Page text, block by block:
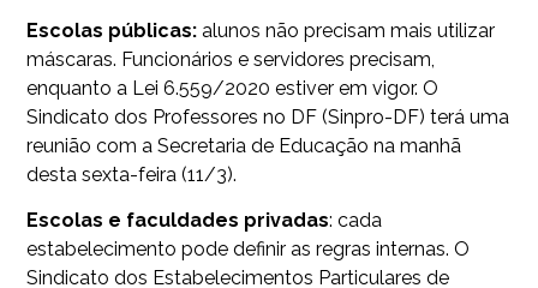
Escolas públicas: alunos não precisam mais utilizar
máscaras. Funcionários e servidores precisam,
enquanto a Lei 6.559/2020 estiver em vigor. O
Sindicato dos Professores no DF (Sinpro-DF) terá uma
reunião com a Secretaria de Educação na manhã
desta sexta-feira (11/3).
Escolas e faculdades privadas: cada
estabelecimento pode definir as regras internas. O
Sindicato dos Estabelecimentos Particulares de